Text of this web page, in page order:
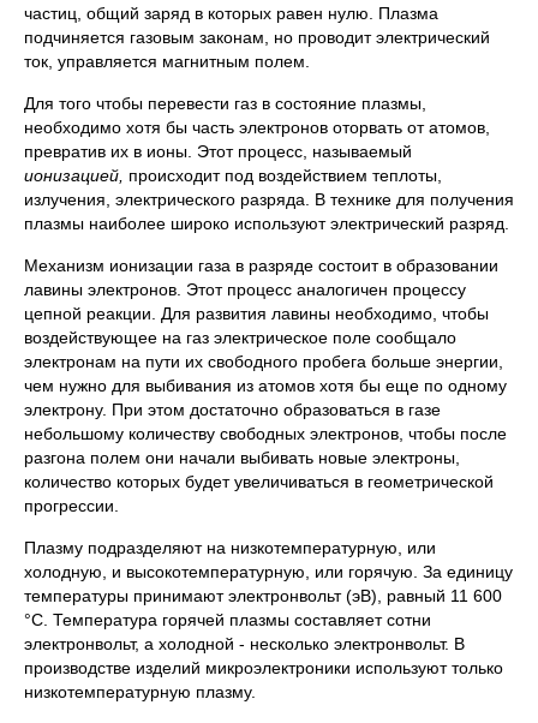
частиц, общий заряд в которых равен нулю. Плазма
подчиняется газовым законам, но проводит электрический
ток, управляется магнитным полем.
Для того чтобы перевести газ в состояние плазмы,
необходимо хотя бы часть электронов оторвать от атомов,
превратив их в ионы. Этот процесс, называемый
ионизацией, происходит под воздействием теплоты,
излучения, электрического разряда. В технике для получения
плазмы наиболее широко используют электрический разряд.
Механизм ионизации газа в разряде состоит в образовании
лавины электронов. Этот процесс аналогичен процессу
цепной реакции. Для развития лавины необходимо, чтобы
воздействующее на газ электрическое поле сообщало
электронам на пути их свободного пробега больше энергии,
чем нужно для выбивания из атомов хотя бы еще по одному
электрону. При этом достаточно образоваться в газе
небольшому количеству свободных электронов, чтобы после
разгона полем они начали выбивать новые электроны,
количество которых будет увеличиваться в геометрической
прогрессии.
Плазму подразделяют на низкотемпературную, или
холодную, и высокотемпературную, или горячую. За единицу
температуры принимают электронвольт (эВ), равный 11 600
°С. Температура горячей плазмы составляет сотни
электронвольт, а холодной - несколько электронвольт. В
производстве изделий микроэлектроники используют только
низкотемпературную плазму.